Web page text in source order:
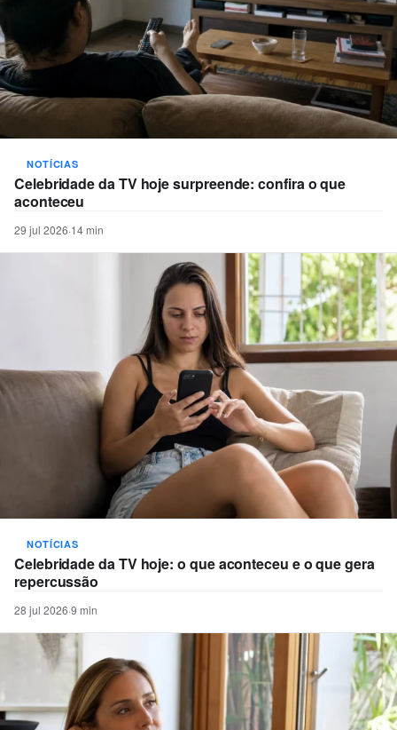
NOTÍCIAS
Celebridade da TV hoje surpreende: confira o que
aconteceu
29 jul 2026·14 min
NOTÍCIAS
Celebridade da TV hoje: o que aconteceu e o que gera
repercussão
28 jul 2026·9 min